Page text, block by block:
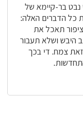
נבט בר-קיימא של
כל הדברים האלה:
תאכל את
היבש ושלא תעבור
צמח. די בכך